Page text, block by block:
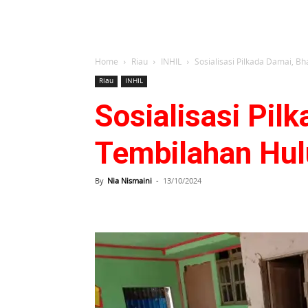
Home Riau INHIL Sosialisasi Pilkada Damai,
Riau INHIL
Sosialisasi
Tembilahan
By Nia Nismaini - 13/10/2024